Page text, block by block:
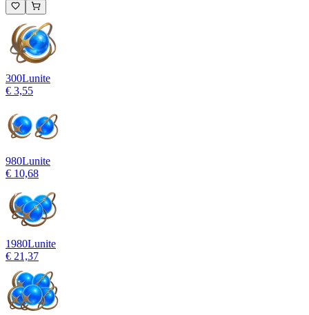
300Lunite
€ 3,55
980Lunite
€ 10,68
1980Lunite
€ 21,37